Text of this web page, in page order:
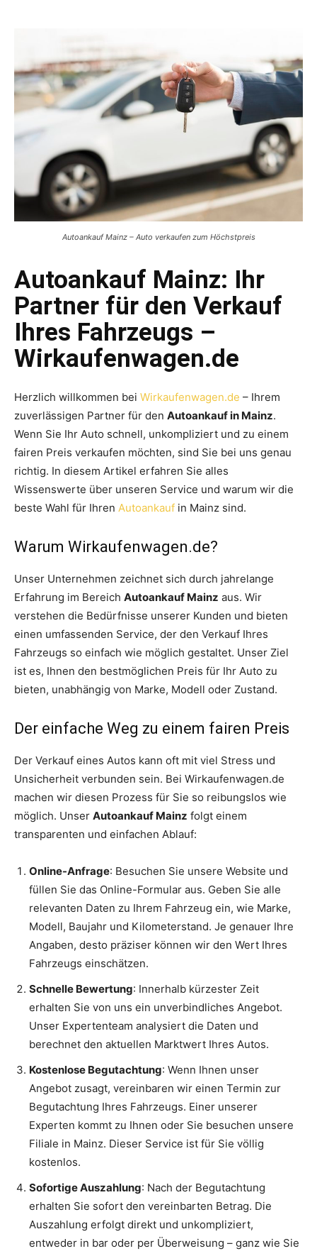
Autoankauf Mainz – Auto verkaufen zum Höchstpreis
Autoankauf Mainz: Ihr
Partner für den Verkauf
Ihres Fahrzeugs –
Wirkaufenwagen.de
Herzlich willkommen bei Wirkaufenwagen.de – Ihrem
zuverlässigen Partner für den Autoankauf in Mainz.
Wenn Sie Ihr Auto schnell, unkompliziert und zu einem
fairen Preis verkaufen möchten, sind Sie bei uns genau
richtig. In diesem Artikel erfahren Sie alles
Wissenswerte über unseren Service und warum wir die
beste Wahl für Ihren Autoankauf in Mainz sind.
Warum Wirkaufenwagen.de?
Unser Unternehmen zeichnet sich durch jahrelange
Erfahrung im Bereich Autoankauf Mainz aus. Wir
verstehen die Bedürfnisse unserer Kunden und bieten
einen umfassenden Service, der den Verkauf Ihres
Fahrzeugs so einfach wie möglich gestaltet. Unser Ziel
ist es, Ihnen den bestmöglichen Preis für Ihr Auto zu
bieten, unabhängig von Marke, Modell oder Zustand.
Der einfache Weg zu einem fairen Preis
Der Verkauf eines Autos kann oft mit viel Stress und
Unsicherheit verbunden sein. Bei Wirkaufenwagen.de
machen wir diesen Prozess für Sie so reibungslos wie
möglich. Unser Autoankauf Mainz folgt einem
transparenten und einfachen Ablauf:
Online-Anfrage: Besuchen Sie unsere Website und
füllen Sie das Online-Formular aus. Geben Sie alle
relevanten Daten zu Ihrem Fahrzeug ein, wie Marke,
Modell, Baujahr und Kilometerstand. Je genauer Ihre
Angaben, desto präziser können wir den Wert Ihres
Fahrzeugs einschätzen.
Schnelle Bewertung: Innerhalb kürzester Zeit
erhalten Sie von uns ein unverbindliches Angebot.
Unser Expertenteam analysiert die Daten und
berechnet den aktuellen Marktwert Ihres Autos.
Kostenlose Begutachtung: Wenn Ihnen unser
Angebot zusagt, vereinbaren wir einen Termin zur
Begutachtung Ihres Fahrzeugs. Einer unserer
Experten kommt zu Ihnen oder Sie besuchen unsere
Filiale in Mainz. Dieser Service ist für Sie völlig
kostenlos.
Sofortige Auszahlung: Nach der Begutachtung
erhalten Sie sofort den vereinbarten Betrag. Die
Auszahlung erfolgt direkt und unkompliziert,
entweder in bar oder per Überweisung – ganz wie Sie